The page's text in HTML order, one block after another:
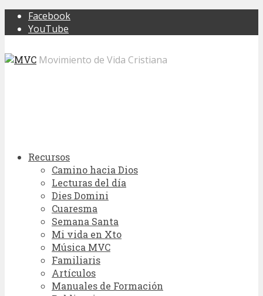
Facebook
YouTube
Movimiento de Vida Cristiana
Recursos
Camino hacia Dios
Lecturas del día
Dies Domini
Cuaresma
Semana Santa
Mi vida en Xto
Música MVC
Familiaris
Artículos
Manuales de Formación